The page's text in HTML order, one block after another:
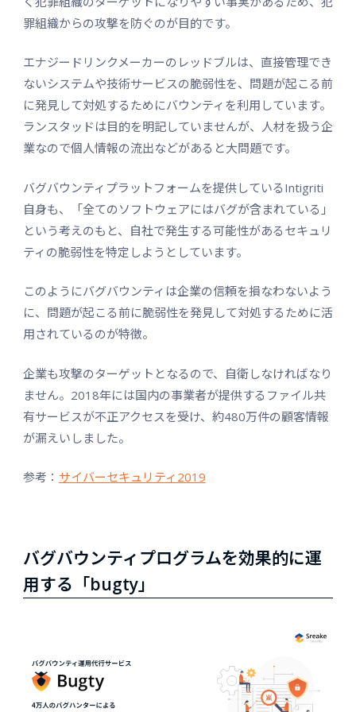
罪組織からの攻撃を防ぐのが目的です。
エナジードリンクメーカーのレッドブルは、直接管理でき
ないシステムや技術サービスの脆弱性を、問題が起こる前
に発見して対処するためにバウンティを利用しています。
ランスタッドは目的を明記していませんが、人材を扱う企
業なので個人情報の流出などがあると大問題です。
バグバウンティプラットフォームを提供しているIntigriti
自身も、「全てのソフトウェアにはバグが含まれている」
という考えのもと、自社で発生する可能性があるセキュリ
ティの脆弱性を特定しようとしています。
このようにバグバウンティは企業の信頼を損なわないよう
に、問題が起こる前に脆弱性を発見して対処するために活
用されているのが特徴。
企業も攻撃のターゲットとなるので、自衛しなければなり
ません。2018年には国内の事業者が提供するファイル共
有サービスが不正アクセスを受け、約480万件の顧客情報
が漏えいしました。
参考： サイバーセキュリティ2019
バグバウンティプログラムを効果的に運
用する「bugty」